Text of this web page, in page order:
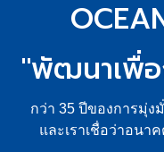
"พัฒนาเพื่อ
กว่า 35 ปีของการมุ่
และเราเชื่อว่าอนา